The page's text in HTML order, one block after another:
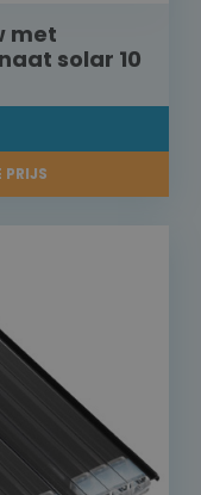
met
solar 10
PRIJS